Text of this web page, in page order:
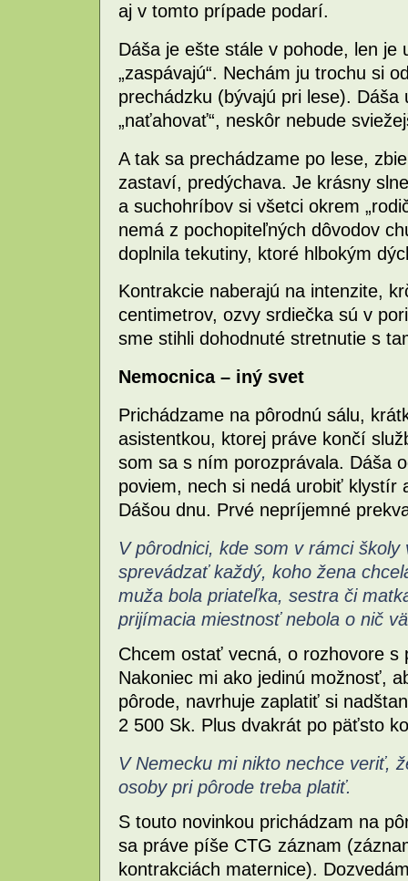
aj v tomto prípade podarí.
Dáša je ešte stále v pohode, len je
„zaspávajú“. Nechám ju trochu si
prechádzku (bývajú pri lese).
„naťahovať“, neskôr nebude
A tak sa prechádzame po lese,
zastaví, predýchava. Je krásny
a suchohríbov si všetci okrem
nemá z pochopiteľných dôvodov
doplnila tekutiny, ktoré hlbokým
Kontrakcie naberajú na intenzite,
centimetrov, ozvy srdiečka sú v
sme stihli dohodnuté stretnutie s
Nemocnica – iný svet
Prichádzame na pôrodnú sálu,
asistentkou, ktorej práve končí
som sa s ním porozprávala. Dáša
poviem, nech si nedá urobiť
Dášou dnu. Prvé nepríjemné
V pôrodnici, kde som v rámci
sprevádzať každý, koho žena
muža bola priateľka, sestra či
prijímacia miestnosť nebola o nič
Chcem ostať vecná, o rozhovore
Nakoniec mi ako jedinú možnosť,
pôrode, navrhuje zaplatiť si
2 500 Sk. Plus dvakrát po päťsto
V Nemecku mi nikto nechce veriť,
osoby pri pôrode treba platiť.
S touto novinkou prichádzam na
sa práve píše CTG záznam
kontrakciách maternice).